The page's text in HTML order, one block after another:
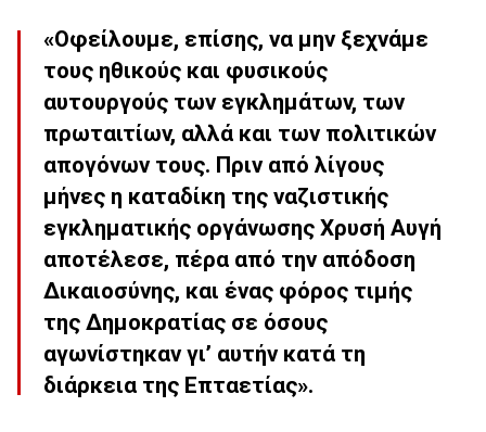
«Οφείλουμε, επίσης, να μην ξεχνάμε
τους ηθικούς και φυσικούς
αυτουργούς των εγκλημάτων, των
πρωταιτίων, αλλά και των πολιτικών
απογόνων τους. Πριν από λίγους
μήνες η καταδίκη της ναζιστικής
εγκληματικής οργάνωσης Χρυσή Αυγή
αποτέλεσε, πέρα από την απόδοση
Δικαιοσύνης, και ένας φόρος τιμής
της Δημοκρατίας σε όσους
αγωνίστηκαν γι’ αυτήν κατά τη
διάρκεια της Επταετίας».